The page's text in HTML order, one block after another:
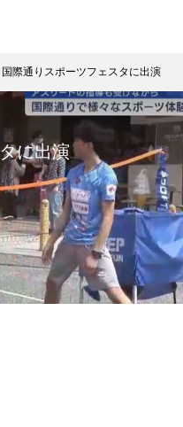
国際通りスポーツフェスタに出演
に出演